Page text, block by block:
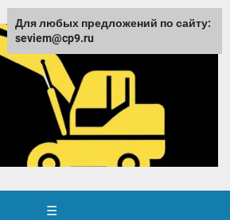
☰
Для любых предложений по сайту:
seviem@cp9.ru